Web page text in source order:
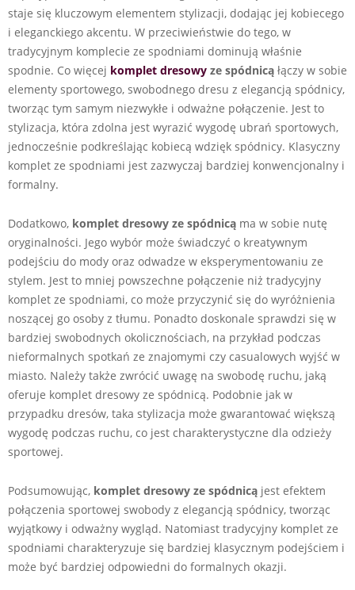
staje się kluczowym elementem stylizacji, dodając jej kobiecego
i eleganckiego akcentu. W przeciwieństwie do tego, w
tradycyjnym komplecie ze spodniami dominują właśnie
spodnie. Co więcej komplet dresowy ze spódnicą łączy w sobie
elementy sportowego, swobodnego dresu z elegancją spódnicy,
tworząc tym samym niezwykłe i odważne połączenie. Jest to
stylizacja, która zdolna jest wyrazić wygodę ubrań sportowych,
jednocześnie podkreślając kobiecą wdzięk spódnicy. Klasyczny
komplet ze spodniami jest zazwyczaj bardziej konwencjonalny i
formalny.
Dodatkowo, komplet dresowy ze spódnicą ma w sobie nutę
oryginalności. Jego wybór może świadczyć o kreatywnym
podejściu do mody oraz odwadze w eksperymentowaniu ze
stylem. Jest to mniej powszechne połączenie niż tradycyjny
komplet ze spodniami, co może przyczynić się do wyróżnienia
noszącej go osoby z tłumu. Ponadto doskonale sprawdzi się w
bardziej swobodnych okolicznościach, na przykład podczas
nieformalnych spotkań ze znajomymi czy casualowych wyjść w
miasto. Należy także zwrócić uwagę na swobodę ruchu, jaką
oferuje komplet dresowy ze spódnicą. Podobnie jak w
przypadku dresów, taka stylizacja może gwarantować większą
wygodę podczas ruchu, co jest charakterystyczne dla odzieży
sportowej.
Podsumowując, komplet dresowy ze spódnicą jest efektem
połączenia sportowej swobody z elegancją spódnicy, tworząc
wyjątkowy i odważny wygląd. Natomiast tradycyjny komplet ze
spodniami charakteryzuje się bardziej klasycznym podejściem i
może być bardziej odpowiedni do formalnych okazji.